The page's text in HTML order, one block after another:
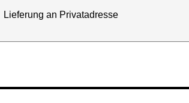
Lieferung an Privatadresse